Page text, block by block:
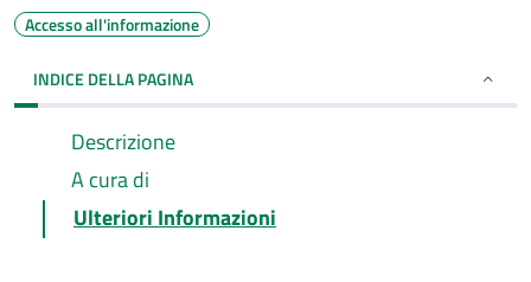
Accesso all'informazione
INDICE DELLA PAGINA
Descrizione
A cura di
Ulteriori Informazioni